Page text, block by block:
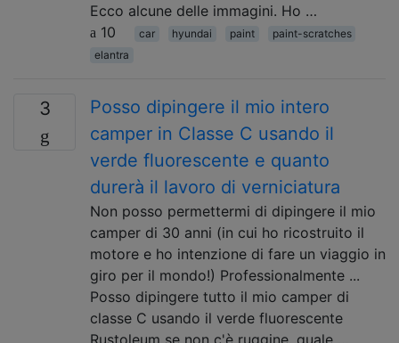
Ecco alcune delle immagini. Ho …
10
car hyundai paint
paint-scratches
elantra
3
Posso dipingere il mio intero
camper in Classe C usando il
verde fluorescente e quanto
durerà il lavoro di verniciatura
Non posso permettermi di dipingere il mio
camper di 30 anni (in cui ho ricostruito il
motore e ho intenzione di fare un viaggio in
giro per il mondo!) Professionalmente ...
Posso dipingere tutto il mio camper di
classe C usando il verde fluorescente
Rustoleum se non c'è ruggine, quale …